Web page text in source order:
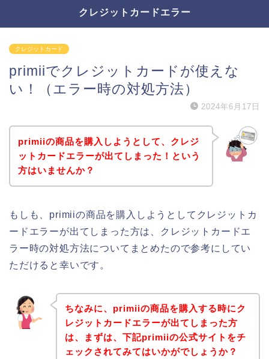
クレジットカードエラー
クレジットカード
primiiでクレジットカードが使えな
い！（エラー時の対処方法）
2024年6月17日
primiiの商品を購入しようとして、クレジ
ットカードエラーが出てしまった！という
方はいませんか？
もしも、primiiの商品を購入しようとしてクレジットカ
ードエラーが出てしまった方は、クレジットカードエ
ラー時の対処方法についてまとめたので参考にしてい
ただけると幸いです。
ちなみに、primiiの商品を購入する時にク
レジットカードエラーが出てしまった方
は、まずは、下記primiiの公式サイトをチ
ェックされてみてはいかがでしょうか？